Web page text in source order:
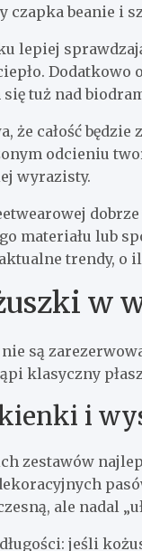
czapka beanie i
lepiej
tuż nad
że całość
odcieniu
wyrazisty.
materiału lub
trendy, o
w
są
klasyczny
i
zestawów
ale nadal
długości: jeśli